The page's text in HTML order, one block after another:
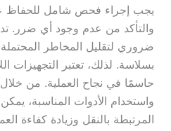
يجب إجراء فحص شامل للحفاظ
والتأكد من عدم وجود أي ضرر.
ضروري لتقليل المخاطر
بسلاسة. لذلك، تعتبر التجهيزات
حاسمًا في نجاح العملية. من
واستخدام الأدوات المناسبة،
المرتبطة بالنقل وزيادة كفاءة